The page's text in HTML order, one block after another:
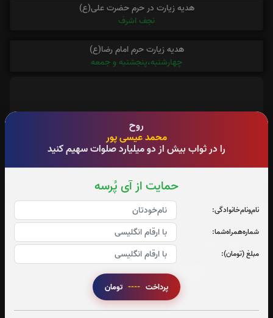
روح
محمد عیسی پور
را در ثواب بیش از دو میلیارد صلوات سهیم کنید
حمایت از آی پُرسه
نام‌و‌نام‌خانوادگی:
شماره‌همراه‌شما:
مبلغ (تومان):
پرداخت ----
هدیه زیارت در حرم حضرت علی(ع)
نجف اشرف
هدیه زیارت حرم امام رضا(ع)
چهارشنبه،پنجشنبه و جمعه
تعداد بازدید : 355